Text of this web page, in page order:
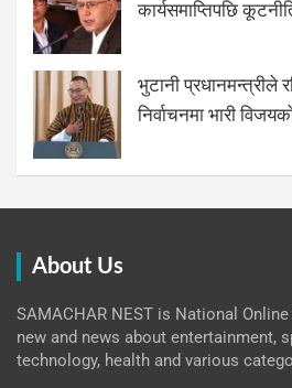
कार्यसमाप्तिपछि
भुटानी प्रधानमन्त्रीले
निर्वाचनमा भारी
About Us
SAMACHAR NEST is National
new and news about entertainment,
technology, health and various